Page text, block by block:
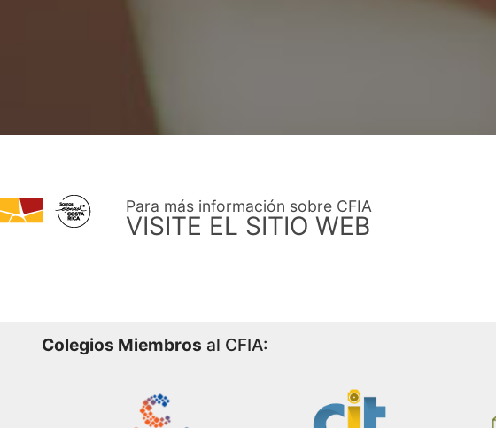
Para más información sobre CFIA
VISITE EL SITIO WEB
Colegios Miembros al CFIA: